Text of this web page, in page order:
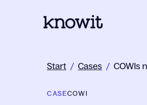
Til Knowits hjemmeside
Start / Cases / COWIs
CASECOWI